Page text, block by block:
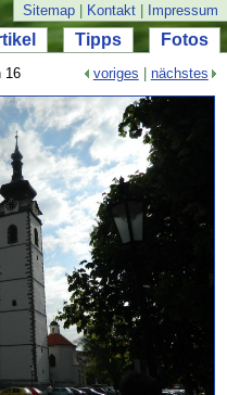
Sitemap Kontakt Impressum
Tipps Fotos
16 voriges nächstes